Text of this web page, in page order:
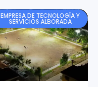
EMPRESA DE TECNOLOGÍA Y
SERVICIOS ALBORADA